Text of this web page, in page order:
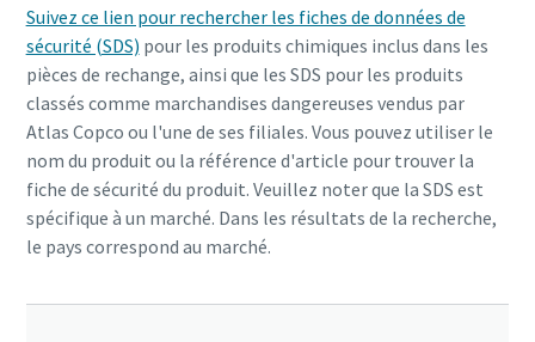
Suivez ce lien pour rechercher les fiches de données de
sécurité (SDS) pour les produits chimiques inclus dans les
pièces de rechange, ainsi que les SDS pour les produits
classés comme marchandises dangereuses vendus par
Atlas Copco ou l'une de ses filiales. Vous pouvez utiliser le
nom du produit ou la référence d'article pour trouver la
fiche de sécurité du produit. Veuillez noter que la SDS est
spécifique à un marché. Dans les résultats de la recherche,
le pays correspond au marché.